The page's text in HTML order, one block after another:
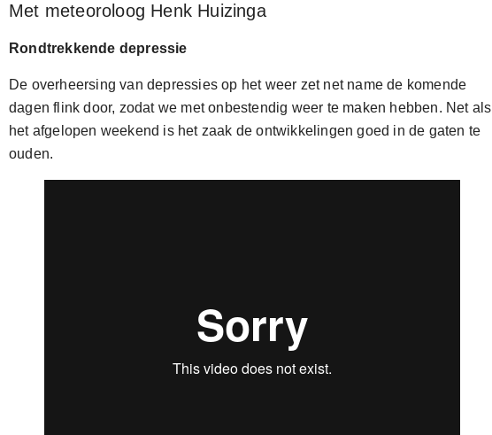
Met meteoroloog Henk Huizinga
Rondtrekkende depressie
De overheersing van depressies op het weer zet net name de komende
dagen flink door, zodat we met onbestendig weer te maken hebben. Net als
het afgelopen weekend is het zaak de ontwikkelingen goed in de gaten te
ouden.